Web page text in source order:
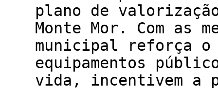
plano de
Monte Mor. Com as
municipal reforça o
equipamentos
vida, incentivem a